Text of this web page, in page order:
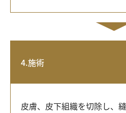
4.施術
皮膚、皮下組織を切除し、縫